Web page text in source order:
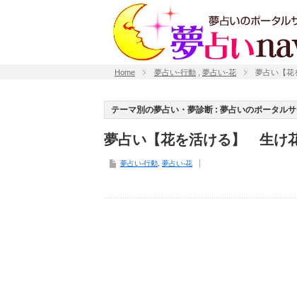
Home 夢占い-行動 夢占い-花 夢占い【
テーマ別の夢占い・夢診断 : 夢占いのポータル
夢占い【花を活ける】 生け
夢占い-行動 夢占い-花